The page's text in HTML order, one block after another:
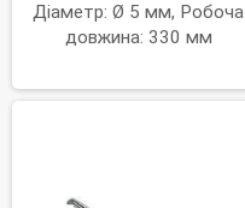
Діаметр: Ø 5 мм, Робоча
довжина: 330 мм